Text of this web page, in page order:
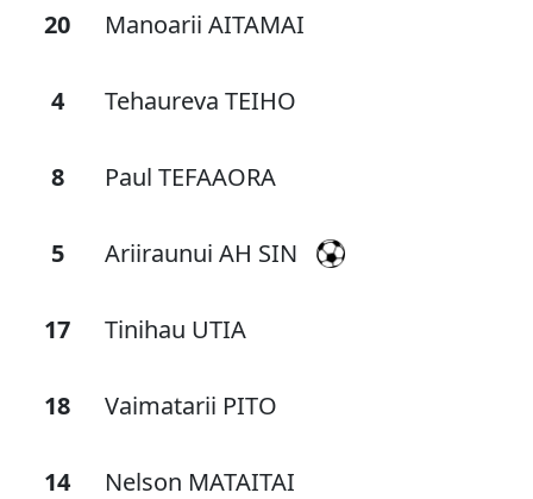
20 Manoarii AITAMAI
4 Tehaureva TEIHO
8 Paul TEFAAORA
5 Ariiraunui AH SIN
17 Tinihau UTIA
18 Vaimatarii PITO
14 Nelson MATAITAI